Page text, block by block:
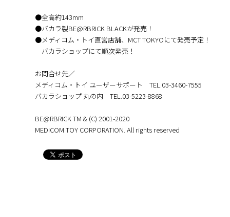
●全高約143mm
●バカラ製BE@RBRICK BLACKが発売！
●メディコム・トイ直営店舗、MCT TOKYOにて発売予定！
バカラショップにて順次発売！
お問合せ先／
メディコム・トイ ユーザーサポート TEL.03-3460-7555
バカラショップ 丸の内 TEL.03-5223-8868
BE@RBRICK TM & (C) 2001-2020
MEDICOM TOY CORPORATION. All rights reserved